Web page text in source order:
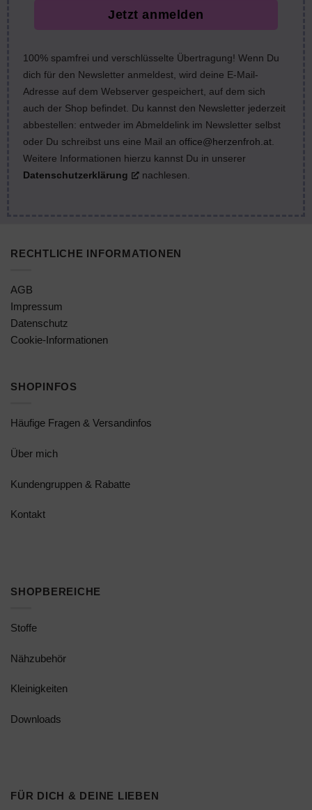
Jetzt anmelden
100% spamfrei und verschlüsselte Übertragung! Wenn Du
dich für den Newsletter anmeldest, wird deine E-Mail-
Adresse auf dem Webserver gespeichert, auf dem sich
auch der Shop befindet. Du kannst den Newsletter jederzeit
abbestellen: entweder im Abmeldelink im Newsletter selbst
oder Du schreibst uns eine Mail an office@herzenfroh.at
Weitere Informationen hierzu kannst Du in unserer
Datenschutzerklärung
nachlesen.
RECHTLICHE INFORMATIONEN
AGB
Impressum
Datenschutz
Cookie-Informationen
SHOPINFOS
Häufige Fragen & Versandinfos
Über mich
Kundengruppen & Rabatte
Kontakt
SHOPBEREICHE
Stoffe
Nähzubehör
Kleinigkeiten
Downloads
FÜR DICH & DEINE LIEBEN